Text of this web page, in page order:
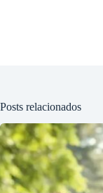
Posts relacionados